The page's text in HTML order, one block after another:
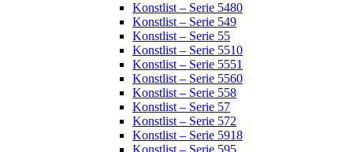
Konstlist – Serie 5480
Konstlist – Serie 549
Konstlist – Serie 55
Konstlist – Serie 5510
Konstlist – Serie 5551
Konstlist – Serie 5560
Konstlist – Serie 558
Konstlist – Serie 57
Konstlist – Serie 572
Konstlist – Serie 5918
Konstlist – Serie 595